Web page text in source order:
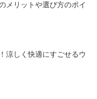
メリットや選び方のポイ
涼しく快適にすごせるウ